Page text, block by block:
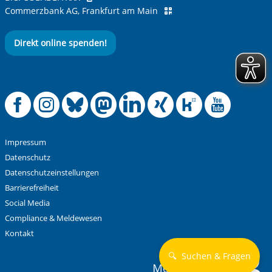
Commerzbank AG, Frankfurt am Main
Direkt online spenden!
Offizielle
Offizielle
Offizielle
Offizielle
Offizielle
Impressum
Datenschutz
Datenschutzeinstellungen
Barrierefreiheit
Social Media
Compliance & Meldewesen
Kontakt
🔍 Suchen & Fragen